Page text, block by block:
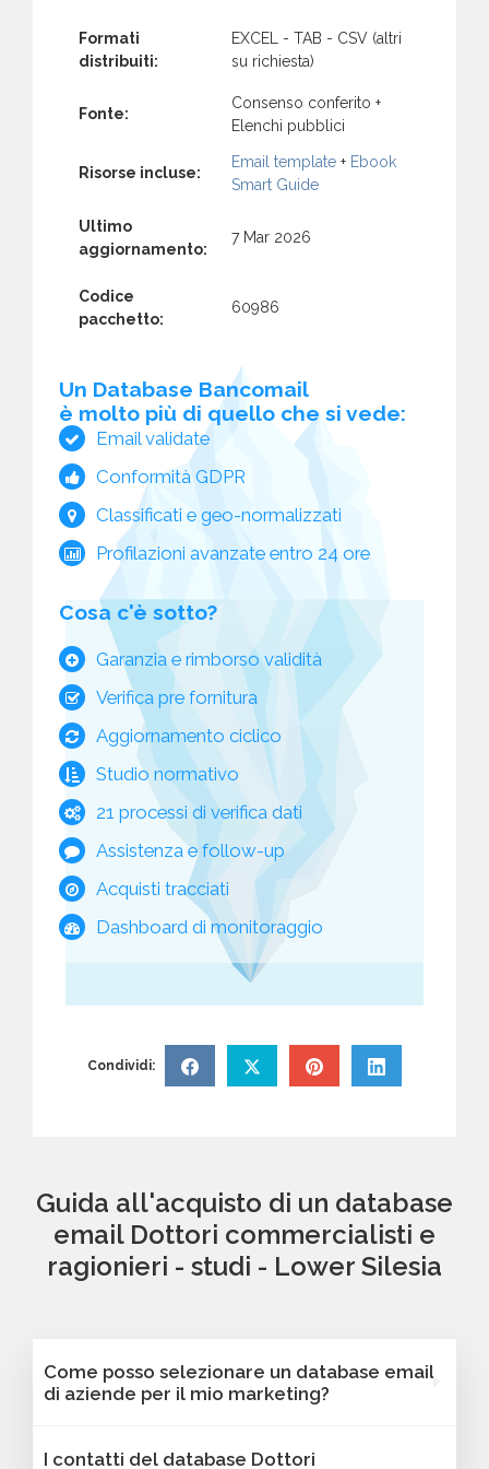
Formati
distribuiti:
EXCEL - TAB - CSV (altri
su richiesta)
Fonte:
Consenso conferito +
Elenchi pubblici
Risorse incluse:
Email template + Ebook
Smart Guide
Ultimo
aggiornamento:
7 Mar 2026
Codice
pacchetto:
60986
Un Database Bancomail
è molto più di quello che si vede:
Email validate
Conformità GDPR
Classificati e geo-normalizzati
Profilazioni avanzate entro 24 ore
Cosa c'è sotto?
Garanzia e rimborso validità
Verifica pre fornitura
Aggiornamento ciclico
Studio normativo
21 processi di verifica dati
Assistenza e follow-up
Acquisti tracciati
Dashboard di monitoraggio
Condividi:
Guida all'acquisto di un database
email Dottori commercialisti e
ragionieri - studi - Lower Silesia
Come posso selezionare un database email
di aziende per il mio marketing?
I contatti del database Dottori